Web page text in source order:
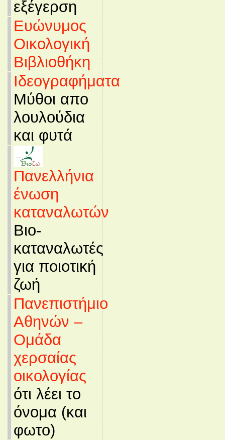
εξέγερση
Ευώνυμος
Οικολογική
Βιβλιοθήκη
Ιδεογραφήματα
Μύθοι απο
λουλούδια
και φυτά
Πανελλήνια
ένωση
καταναλωτών
Βιο-
καταναλωτές
για ποιοτική
ζωή
Πανεπιστήμιο
Αθηνών –
Ομάδα
χερσαίας
οικολογίας
ότι λέει το
όνομα (και
φωτο)